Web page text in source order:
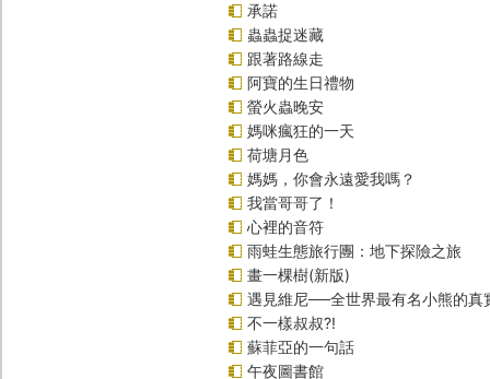
承諾
蟲蟲捉迷藏
跟著路線走
阿寶的生日禮物
螢火蟲晚安
媽咪瘋狂的一天
荷塘月色
媽媽，你會永遠愛我嗎？
我當哥哥了！
心裡的音符
雨蛙生態旅行團：地下探險之旅
畫一棵樹(新版)
遇見維尼──全世界最有名小熊的真
不一樣叔叔?!
蘇菲亞的一句話
午夜圖書館